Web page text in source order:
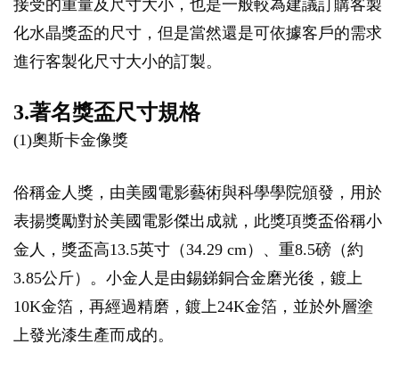
接受的重量及尺寸大小，也是一般較為建議訂購客製
化水晶獎盃的尺寸，但是當然還是可依據客戶的需求
進行客製化尺寸大小的訂製。
3.著名獎盃尺寸規格
(1)奧斯卡金像獎
俗稱金人獎，由美國電影藝術與科學學院頒發，用於
表揚獎勵對於美國電影傑出成就，此獎項獎盃俗稱小
金人，獎盃高13.5英寸（34.29 cm）、重8.5磅（約
3.85公斤）。小金人是由錫銻銅合金磨光後，鍍上
10K金箔，再經過精磨，鍍上24K金箔，並於外層塗
上發光漆生產而成的。